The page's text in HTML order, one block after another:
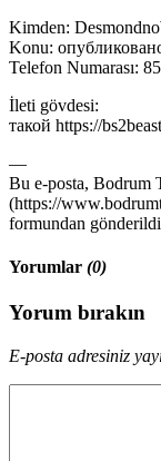
Kimden:
Konu:
Telefon Numarası:
İleti gövdesi:
такой https://
—
Bu e-posta, Bodrum
(https://
formundan
Yorumlar (0)
Yorum bırakın
E-posta adresiniz